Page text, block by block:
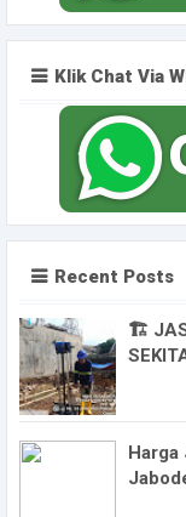
Klik Chat Via
Recent Posts
🏗️